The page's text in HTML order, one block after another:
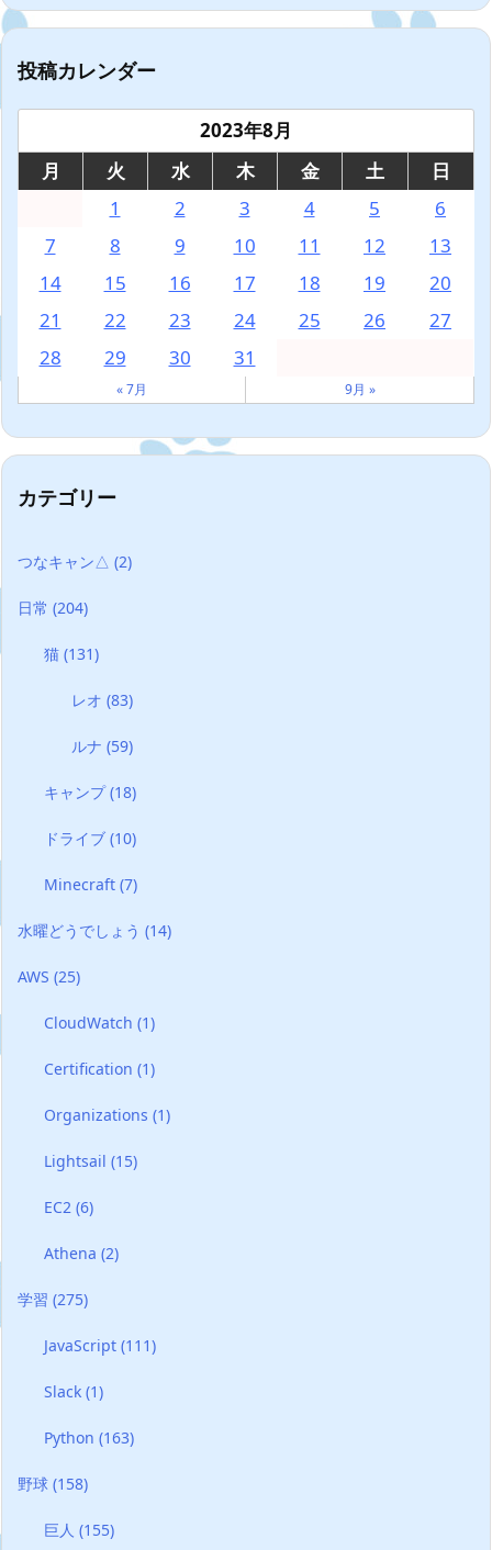
投稿カレンダー
2023年8月
月
火 水 木 金 土
日
1
2 3 4 5
6
7
8 9 10 11 12
13
14
15 16 17 18 19
20
21
22 23 24 25 26
27
28
29 30 31
« 7月 9月 »
カテゴリー
つなキャン△ (2)
日常 (204)
猫(131)
レオ (83)
ルナ (59)
キャンプ(18)
ドライブ(10)
Minecraft(7)
水曜どうでしょう (14)
AWS (25)
CloudWatch(1)
Certification(1)
Organizations(1)
Lightsail(15)
EC2(6)
Athena(2)
学習 (275)
JavaScript(111)
Slack(1)
Python(163)
野球 (158)
巨人(155)